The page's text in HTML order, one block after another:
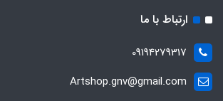
ارتباط با ما
09194279317
Artshop.gnv@gmail.com